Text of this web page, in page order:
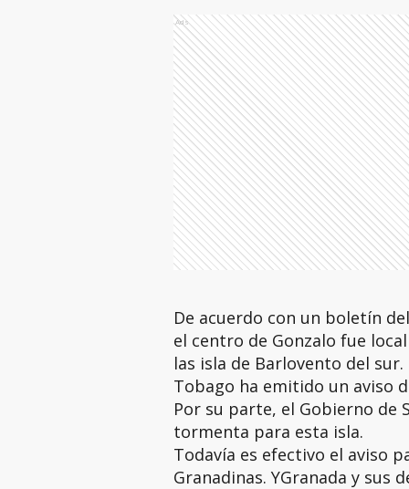
Ads
De acuerdo con un boletín
el centro de Gonzalo fue
las isla de Barlovento del
Tobago ha emitido un aviso
Por su parte, el Gobierno de
tormenta para esta isla.
Todavía es efectivo el aviso
Granadinas. YGranada y sus